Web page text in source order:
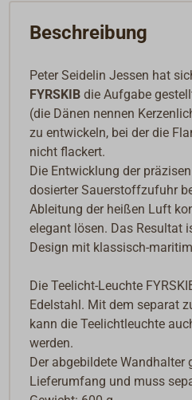
Beschreibung
Peter Seidelin Jessen hat
FYRSKIB die Aufgabe
(die Dänen nennen
zu entwickeln, bei der die
nicht flackert.
Die Entwicklung der
dosierter Sauerstoffzufuhr
Ableitung der heißen Luft
elegant lösen. Das Resultat
Design mit klassisch-
Die Teelicht-Leuchte
Edelstahl. Mit dem separat
kann die Teelichtleuchte
werden.
Der abgebildete Wandhalter
Lieferumfang und muss